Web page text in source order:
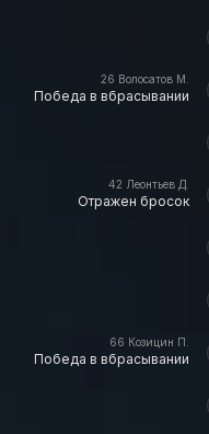
26 Волосатов М.
Победа в вбрасывании
42 Леонтьев Д.
Отражен бросок
66 Козицин П.
Победа в вбрасывании